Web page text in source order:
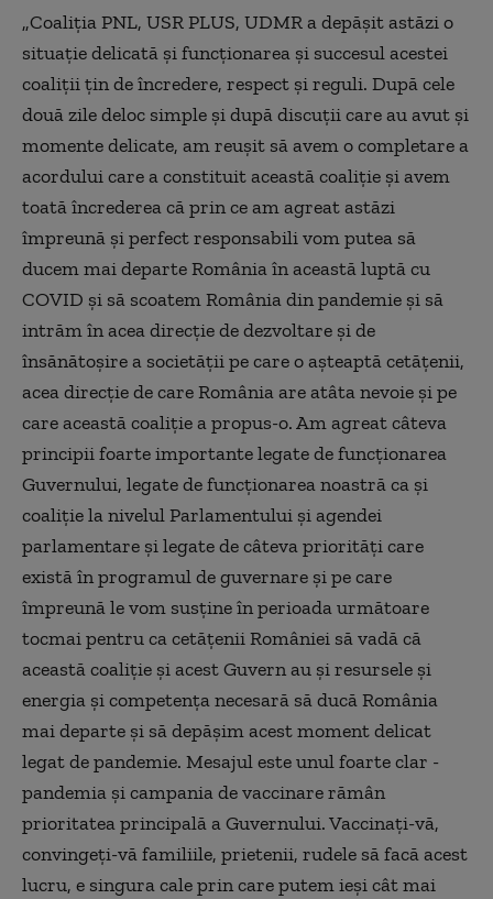
„Coaliţia PNL, USR PLUS, UDMR a depăşit astăzi o
situaţie delicată şi funcţionarea şi succesul acestei
coaliţii ţin de încredere, respect şi reguli. După cele
două zile deloc simple şi după discuţii care au avut şi
momente delicate, am reuşit să avem o completare a
acordului care a constituit această coaliţie şi avem
toată încrederea că prin ce am agreat astăzi
împreună şi perfect responsabili vom putea să
ducem mai departe România în această luptă cu
COVID şi să scoatem România din pandemie şi să
intrăm în acea direcţie de dezvoltare şi de
însănătoşire a societăţii pe care o aşteaptă cetăţenii,
acea direcţie de care România are atâta nevoie şi pe
care această coaliţie a propus-o.Am agreat câteva
principii foarte importante legate de funcţionarea
Guvernului, legate de funcţionarea noastră ca şi
coaliţie la nivelul Parlamentului şi agendei
parlamentare şi legate de câteva priorităţi care
există în programul de guvernare şi pe care
împreună le vom susţine în perioada următoare
tocmai pentru ca cetăţenii României să vadă că
această coaliţie şi acest Guvern au şi resursele şi
energia şi competenţa necesară să ducă România
mai departe şi să depăşim acest moment delicat
legat de pandemie. Mesajul este unul foarte clar -
pandemia şi campania de vaccinare rămân
prioritatea principală a Guvernului. Vaccinaţi-vă,
convingeţi-vă familiile, prietenii, rudele să facă acest
lucru, e singura cale prin care putem ieşi cât mai